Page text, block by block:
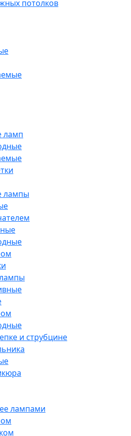
потолков
ламп
лампы
и струбцине
лампами